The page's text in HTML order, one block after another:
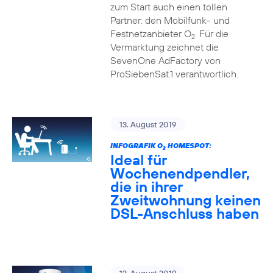
zum Start auch einen tollen
Partner: den Mobilfunk- und
Festnetzanbieter O2. Für die
Vermarktung zeichnet die
SevenOne AdFactory von
ProSiebenSat.1 verantwortlich.
13. August 2019
INFOGRAFIK O2HOMESPOT:
Ideal für
Wochenendpendler,
die in ihrer
Zweitwohnung keinen
DSL-Anschluss haben